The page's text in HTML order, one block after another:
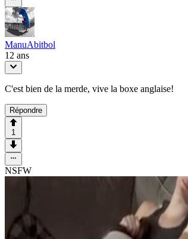
ManuAbitbol
12 ans
C'est bien de la merde, vive la boxe anglaise!
Répondre
1
NSFW